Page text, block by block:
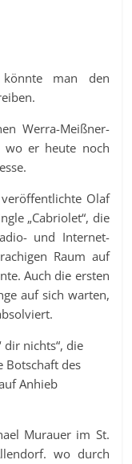
man den
Werra-Meißner-
wo er heute noch
Olaf
„Cabriolet“, die
und Internet-
Raum auf
Auch die ersten
auf sich warten,
dir nichts“, die
Botschaft des
Anhieb
Murauer im St.
wo durch